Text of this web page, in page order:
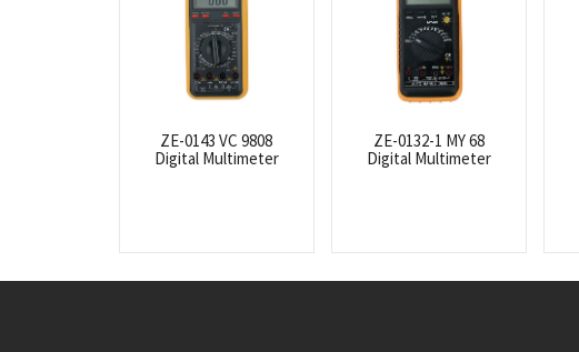
ZE-0143 VC 9808
Digital Multimeter
ZE-0132-1 MY 68
Digital Multimeter